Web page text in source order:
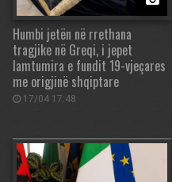
Humbi jetën në rrethana
tragjike në Greqi, i jepet
lamtumira e fundit 19-vjeçares
me origjinë shqiptare
17/04 17:48